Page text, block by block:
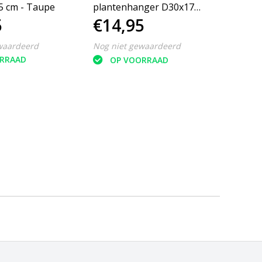
cm - Taupe
plantenhanger D30x17
H17 cm - Grijs
€14,95
Nog niet gewaardeerd
OP VOORRAAD